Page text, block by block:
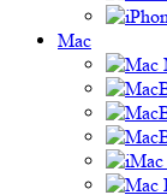
Mac